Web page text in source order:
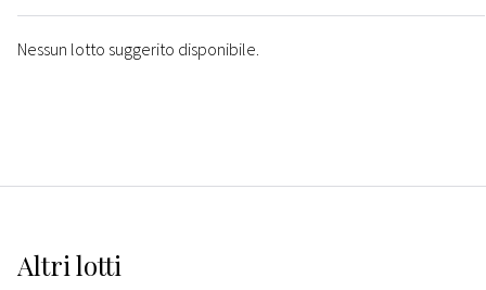
Nessun lotto suggerito disponibile.
Altrilotti